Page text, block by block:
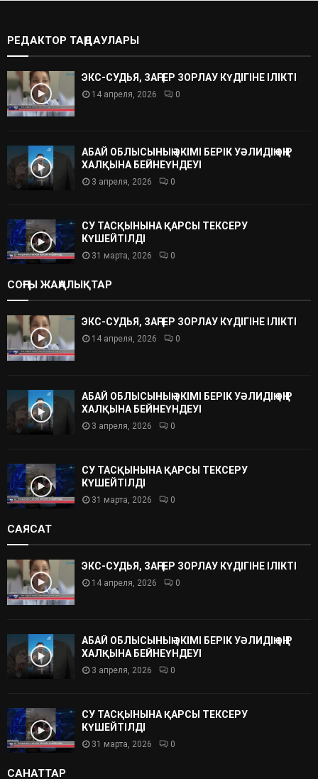
РЕДАКТОР ТАҢДАУЛАРЫ
ЭКС-СУДЬЯ, ЗАҢГЕР ЗОРЛАУ КҮДІГІНЕ ІЛІКТІ
14 апреля, 2026 0
АБАЙ ОБЛЫСЫНЫҢ ӘКІМІ БЕРІК УӘЛИДІҢ ӨҢІР
ХАЛҚЫНА БЕЙНЕҮНДЕУІ
3 апреля, 2026 0
СУ ТАСҚЫНЫНА ҚАРСЫ ТЕКСЕРУ
КҮШЕЙТІЛДІ
31 марта, 2026 0
СОҢҒЫ ЖАҢАЛЫҚТАР
ЭКС-СУДЬЯ, ЗАҢГЕР ЗОРЛАУ КҮДІГІНЕ ІЛІКТІ
14 апреля, 2026 0
АБАЙ ОБЛЫСЫНЫҢ ӘКІМІ БЕРІК УӘЛИДІҢ ӨҢІР
ХАЛҚЫНА БЕЙНЕҮНДЕУІ
3 апреля, 2026 0
СУ ТАСҚЫНЫНА ҚАРСЫ ТЕКСЕРУ
КҮШЕЙТІЛДІ
31 марта, 2026 0
САЯСАТ
ЭКС-СУДЬЯ, ЗАҢГЕР ЗОРЛАУ КҮДІГІНЕ ІЛІКТІ
14 апреля, 2026 0
АБАЙ ОБЛЫСЫНЫҢ ӘКІМІ БЕРІК УӘЛИДІҢ ӨҢІР
ХАЛҚЫНА БЕЙНЕҮНДЕУІ
3 апреля, 2026 0
СУ ТАСҚЫНЫНА ҚАРСЫ ТЕКСЕРУ
КҮШЕЙТІЛДІ
31 марта, 2026 0
САНАТТАР